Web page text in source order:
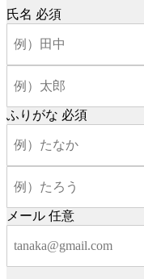
氏名 必須
ふりがな 必須
メール 任意